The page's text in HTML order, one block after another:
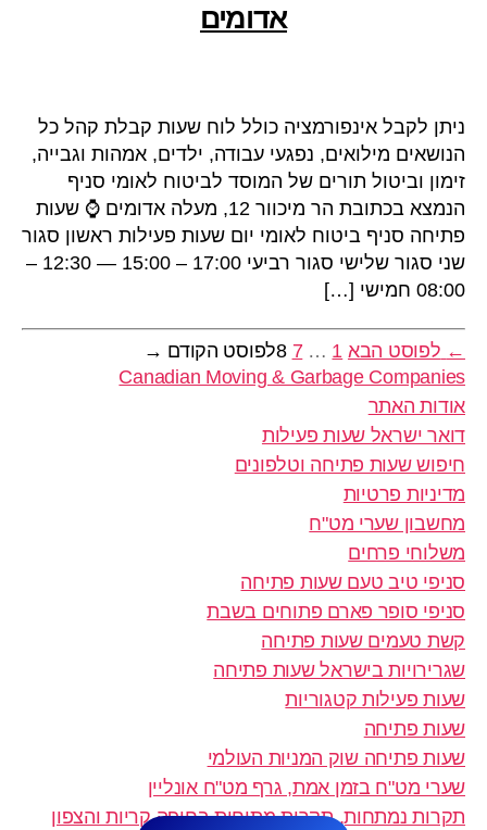
אדומים
ניתן לקבל אינפורמציה כולל לוח שעות קבלת קהל כל
הנושאים מילואים, נפגעי עבודה, ילדים, אמהות וגבייה,
זימון וביטול תורים של המוסד לביטוח לאומי סניף
הנמצא בכתובת הר מיכוור 12, מעלה אדומים ⌚ שעות
פתיחה סניף ביטוח לאומי יום שעות פעילות ראשון סגור
שני סגור שלישי סגור רביעי 17:00 – 15:00 — 12:30 –
08:00 חמישי […]
Posts
pagination
← לפוסט הבא 1
…
7
8לפוסט הקודם →
Canadian Moving & Garbage Companies
אודות האתר
דואר ישראל שעות פעילות
חיפוש שעות פתיחה וטלפונים
מדיניות פרטיות
מחשבון שערי מט"ח
משלוחי פרחים
סניפי טיב טעם שעות פתיחה
סניפי סופר פארם פתוחים בשבת
קשת טעמים שעות פתיחה
שגרירויות בישראל שעות פתיחה
שעות פעילות קטגוריות
שעות פתיחה
שעות פתיחה שוק המניות העולמי
שערי מט"ח בזמן אמת, גרף מט"ח אונליין
תקרות נמתחות, תקרות מתוחות בחיפה קריות והצפון